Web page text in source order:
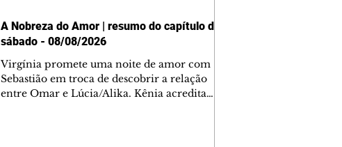
A Nobreza do Amor | resumo do capítulo de
sábado - 08/08/2026
Virgínia promete uma noite de amor com
Sebastião em troca de descobrir a relação
entre Omar e Lúcia/Alika. Kênia acredita